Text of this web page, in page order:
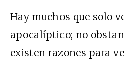
Hay muchos que solo
apocalíptico; no
existen razones para